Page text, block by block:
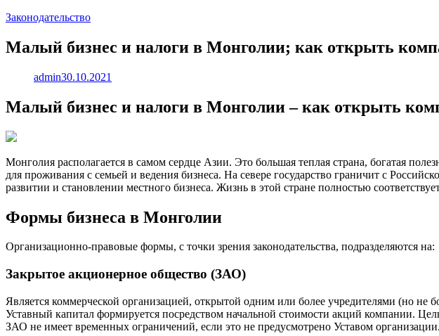
Законодательство
Малый бизнес и налоги в Монголии; как открыть
admin30.10.2021
Малый бизнес и налоги в Монголии – как открыть
Монголия располагается в самом сердце Азии. Это большая теплая страна, богатая
для проживания с семьей и ведения бизнеса. На севере государство граничит с
развитии и становлении местного бизнеса. Жизнь в этой стране полностью
Формы бизнеса в Монголии
Организационно-правовые формы, с точки зрения законодательства, подразделяются на:
Закрытое акционерное общество (ЗАО)
Является коммерческой организацией, открытой одним или более учредителями (но не
Уставный капитал формируется посредством начальной стоимости акций компании.
ЗАО не имеет временных ограничений, если это не предусмотрено Уставом организации.